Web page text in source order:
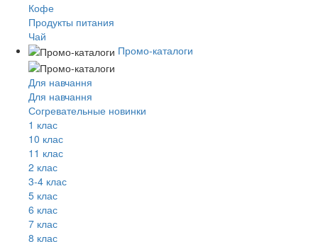
Кофе
Продукты питания
Чай
Промо-каталоги
Для навчання
Для навчання
Согревательные новинки
1 клас
10 клас
11 клас
2 клас
3-4 клас
5 клас
6 клас
7 клас
8 клас